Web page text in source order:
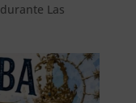
Las